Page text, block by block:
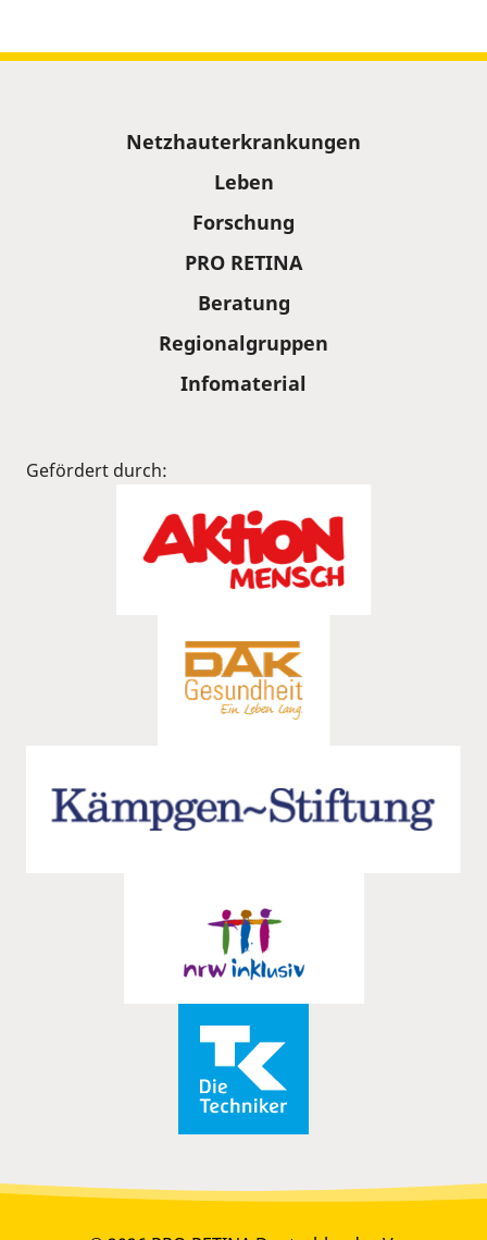
Netzhauterkrankungen
Leben
Forschung
PRO RETINA
Beratung
Regionalgruppen
Infomaterial
Gefördert durch: